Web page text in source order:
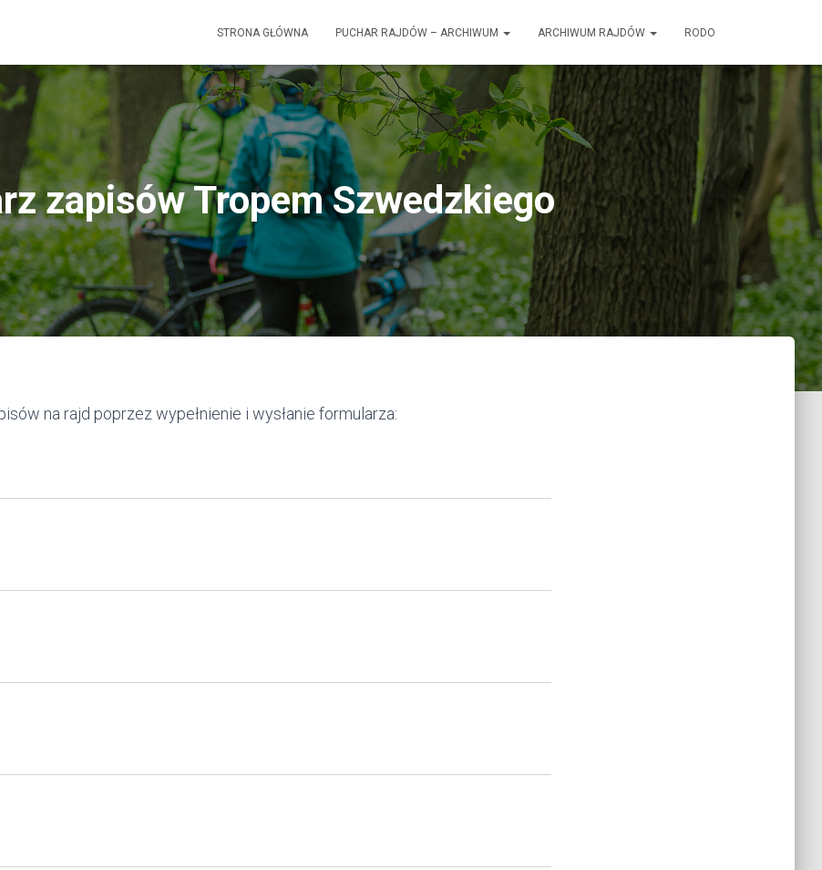
STRONA GŁÓWNA PUCHAR RAJDÓW – ARCHIWUM ARCHIWUM RAJDÓW RODO
zapisów Tropem Szwedzkiego
na rajd poprzez wypełnienie i wysłanie formularza: